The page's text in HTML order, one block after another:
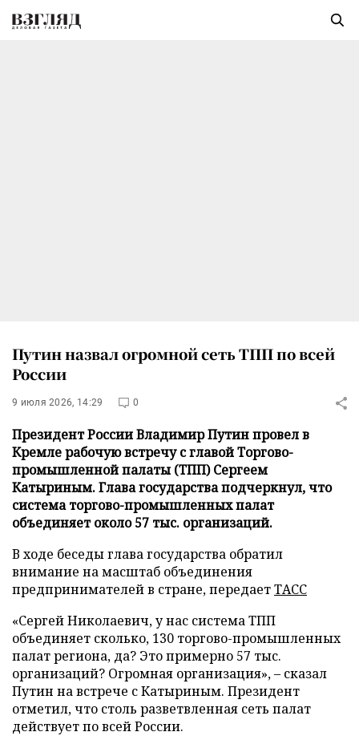
Путин назвал огромной сеть ТПП по всей
России
9 июля 2026, 14:29 0
Президент России Владимир Путин провел в
Кремле рабочую встречу с главой Торгово-
промышленной палаты (ТПП) Сергеем
Катыриным. Глава государства подчеркнул, что
система торгово-промышленных палат
объединяет около 57 тыс. организаций.
В ходе беседы глава государства обратил
внимание на масштаб объединения
предпринимателей в стране, передаетТАСС
«Сергей Николаевич, у нас система ТПП
объединяет сколько, 130 торгово-промышленных
палат региона, да? Это примерно 57 тыс.
организаций? Огромная организация», – сказал
Путин на встрече с Катыриным. Президент
отметил, что столь разветвленная сеть палат
действует по всей России.